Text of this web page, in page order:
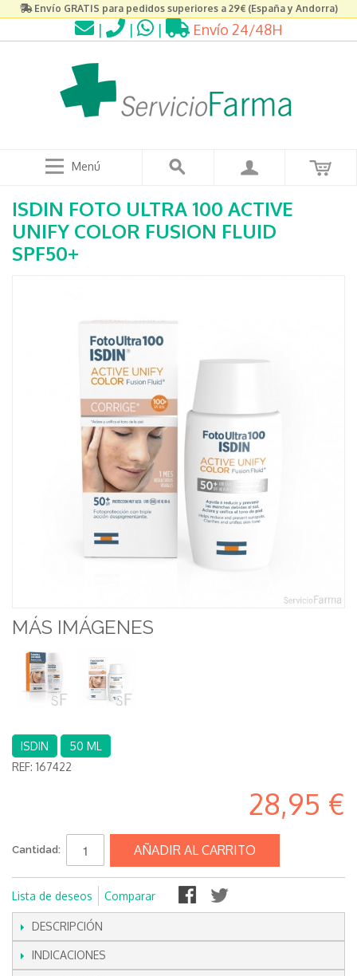
Envío GRATIS para pedidos superiores a 29€ (España y Andorra)
| | | Envío 24/48H
Menú
ISDIN FOTO ULTRA 100 ACTIVE
UNIFY COLOR FUSION FLUID
SPF50+
MÁS IMÁGENES
ISDIN
50 ML
REF: 167422
28,95 €
Cantidad: AÑADIR AL CARRITO
Lista de deseos Comparar
DESCRIPCIÓN
INDICACIONES